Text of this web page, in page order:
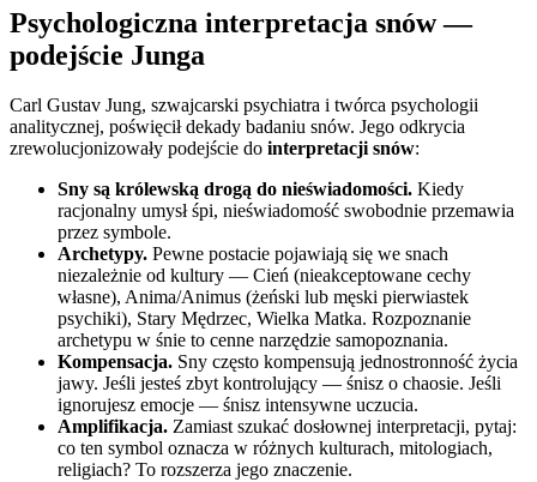
Psychologiczna interpretacja snów —
podejście Junga
Carl Gustav Jung, szwajcarski psychiatra i twórca psychologii
analitycznej, poświęcił dekady badaniu snów. Jego odkrycia
zrewolucjonizowały podejście do interpretacji snów:
Sny są królewską drogą do nieświadomości. Kiedy
racjonalny umysł śpi, nieświadomość swobodnie przemawia
przez symbole.
Archetypy. Pewne postacie pojawiają się we snach
niezależnie od kultury — Cień (nieakceptowane cechy
własne), Anima/Animus (żeński lub męski pierwiastek
psychiki), Stary Mędrzec, Wielka Matka. Rozpoznanie
archetypu w śnie to cenne narzędzie samopoznania.
Kompensacja. Sny często kompensują jednostronność życia
jawy. Jeśli jesteś zbyt kontrolujący — śnisz o chaosie. Jeśli
ignorujesz emocje — śnisz intensywne uczucia.
Amplifikacja. Zamiast szukać dosłownej interpretacji, pytaj:
co ten symbol oznacza w różnych kulturach, mitologiach,
religiach? To rozszerza jego znaczenie.